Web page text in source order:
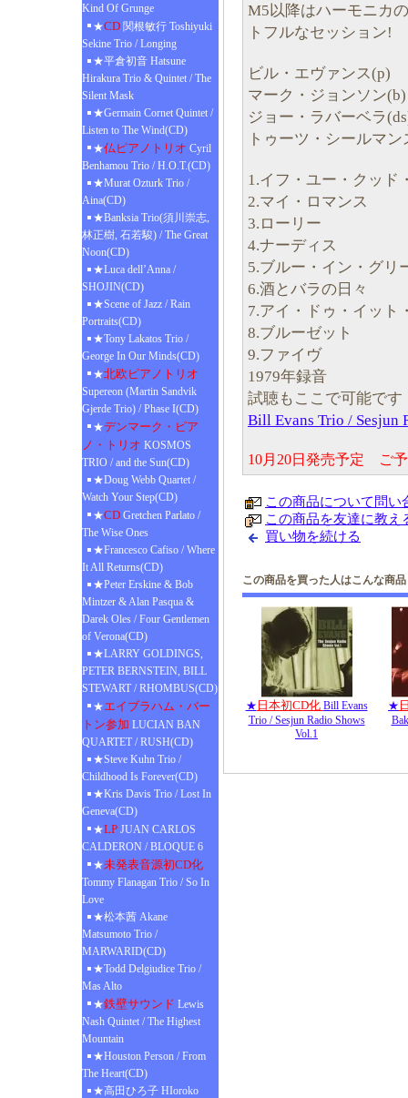
Kind Of Grunge
★CD 関根敏行 Toshiyuki
Sekine Trio / Longing
★平倉初音 Hatsune
Hirakura Trio & Quintet / The
Silent Mask
★Germain Cornet Quintet /
Listen to The Wind(CD)
★仏ピアノトリオ Cyril
Benhamou Trio / H.O.T.(CD)
★Murat Ozturk Trio /
Aina(CD)
★Banksia Trio(須川崇志,
林正樹, 石若駿) / The Great
Noon(CD)
★Luca dell’Anna /
SHOJIN(CD)
★Scene of Jazz / Rain
Portraits(CD)
★Tony Lakatos Trio /
George In Our Minds(CD)
★北欧ピアノトリオ
Supereon (Martin Sandvik
Gjerde Trio) / Phase I(CD)
★デンマーク・ピア
ノ・トリオ KOSMOS
TRIO / and the Sun(CD)
★Doug Webb Quartet /
Watch Your Step(CD)
★CD Gretchen Parlato /
The Wise Ones
★Francesco Cafiso / Where
It All Returns(CD)
★Peter Erskine & Bob
Mintzer & Alan Pasqua &
Darek Oles / Four Gentlemen
of Verona(CD)
★LARRY GOLDINGS,
PETER BERNSTEIN, BILL
STEWART / RHOMBUS(CD)
★エイブラハム・バー
トン参加 LUCIAN BAN
QUARTET / RUSH(CD)
★Steve Kuhn Trio /
Childhood Is Forever(CD)
★Kris Davis Trio / Lost In
Geneva(CD)
★LP JUAN CARLOS
CALDERON / BLOQUE 6
★未発表音源初CD化
Tommy Flanagan Trio / So In
Love
★松本茜 Akane
Matsumoto Trio /
MARWARID(CD)
★Todd Delgiudice Trio /
Mas Alto
★鉄壁サウンド Lewis
Nash Quintet / The Highest
Mountain
★Houston Person / From
The Heart(CD)
★高田ひろ子 HIoroko
M5以降はハーモニカ
トフルなセッション!
ビル・エヴァンス(p)
マーク・ジョンソン(b)
ジョー・ラバーベラ
トゥーツ・シールマ
1.イフ・ユー・クッド
2.マイ・ロマンス
3.ローリー
4.ナーディス
5.ブルー・イン・グリ
6.酒とバラの日々
7.アイ・ドゥ・イット
8.ブルーゼット
9.ファイヴ
1979年録音
試聴もここで可能です
Bill Evans Trio / Sesjun
10月20日発売予定 ご
この商品について問い
この商品を友達に教え
買い物を続ける
この商品を買った人はこんな商
★ 日本初CD化 Bill Evans
Trio / Sesjun Radio Shows
Vol.1
★